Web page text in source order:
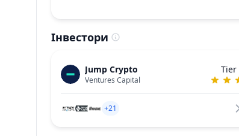
Інвестори
Jump Crypto
Ventures Capital
Tier
+21